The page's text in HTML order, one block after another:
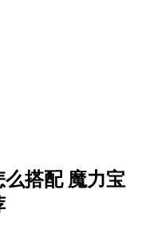
搭配 魔力宝